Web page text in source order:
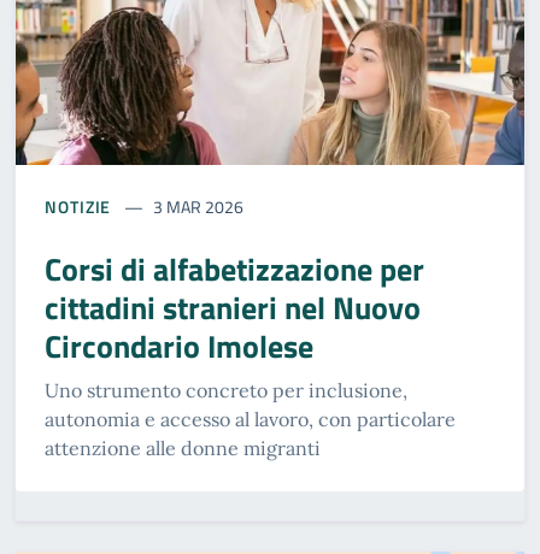
NOTIZIE 3 MAR 2026
Corsi di alfabetizzazione per
cittadini stranieri nel Nuovo
Circondario Imolese
Uno strumento concreto per inclusione,
autonomia e accesso al lavoro, con particolare
attenzione alle donne migranti